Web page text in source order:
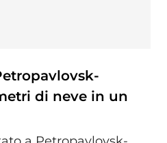
di neve in un